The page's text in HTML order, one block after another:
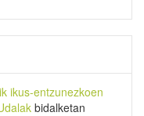
ikus-entzunezkoen
bidalketan